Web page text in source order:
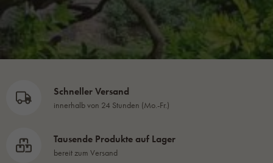
Schneller Versand
innerhalb von 24 Stunden (Mo.-Fr.)
Tausende Produkte auf Lager
bereit zum Versand